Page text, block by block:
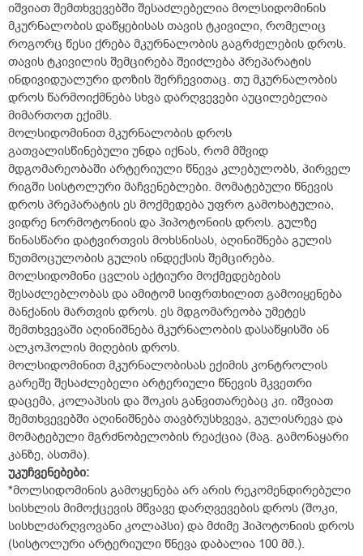
იშვიათ შემთხვევებში შესაძლებელია მოლსიდომინის
მკურნალობის დაწყებისას თავის ტკივილი, რომელიც
როგორც წესი ქრება მკურნალობის გაგრძელების დროს.
თავის ტკივილის შემცირება შეიძლება პრეპარატის
ინდივიდუალური დოზის შერჩევითაც. თუ მკურნალობის
დროს წარმოიქმნება სხვა დარღვევები აუცილებელია
მიმართოთ ექიმს.
მოლსიდომინით მკურნალობის დროს
გათვალისწინებული უნდა იქნას, რომ მშვიდ
მდგომარეობაში არტერიული წნევა კლებულობს, პირველ
რიგში სისტოლური მაჩვენებლები. მომატებული წნევის
დროს პრეპარატის ეს მოქმედება უფრო გამოხატულია,
ვიდრე ნორმოტონიის და ჰიპოტონიის დროს. გულზე
წინასწარი დატვირთვის მოხსნისას, აღინიშნება გულის
წუთმოცულობის გულის ინდექსის შემცირება.
მოლსიდომინი ცვლის აქტიური მოქმედებების
შესაძლებლობას და ამიტომ სიფრთხილით გამოიყენება
მანქანის მართვის დროს. ეს მდგომარეობა უმეტეს
შემთხვევაში აღინიშნება მკურნალობის დასაწყისში ან
ალკოჰოლის მიღების დროს.
მოლსიდომინით მკურნალობისას ექიმის კონტროლის
გარეშე შესაძლებელი არტერიული წნევის მკვეთრი
დაცემა, კოლაპსის და შოკის განვითარებაც კი. იშვიათ
შემთხვევებში აღინიშნება თავბრუსხვევა, გულისრევა და
მომატებული მგრძნობელობის რეაქცია (მაგ. გამონაყარი
კანზე, ასთმა).
უკუჩვენებები:
*მოლსიდომინის გამოყენება არ არის რეკომენდირებული
სისხლის მიმოქცევის მწვავე დარღვევების დროს (შოკი,
სისხლძარღვოვანი კოლაპსი) და მძიმე ჰიპოტონიის დროს
(სისტოლური არტერიული წნევა დაბალია 100 მმ.).